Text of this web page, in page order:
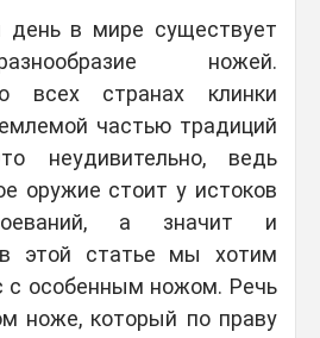
день в мире существует
ножей.
всех странах клинки
частью традиций
неудивительно, ведь
оружие стоит у истоков
а значит и
этой статье мы хотим
с особенным ножом. Речь
ноже, который по праву